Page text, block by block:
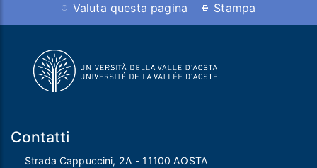
Valuta questa pagina Stampa
Contatti
Strada Cappuccini, 2A - 11100 AOSTA